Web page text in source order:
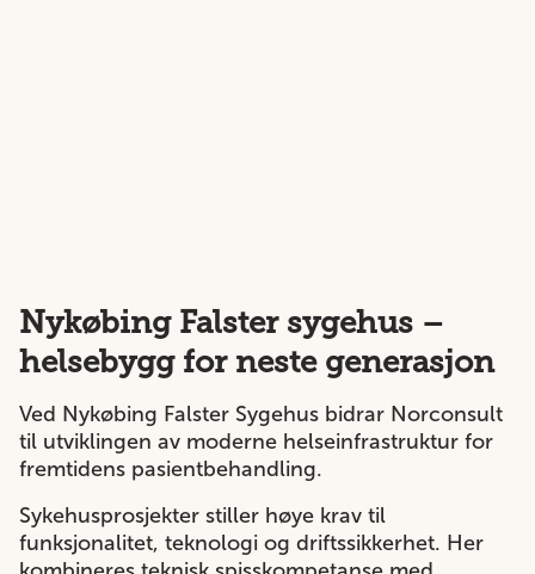
Nykøbing Falster sygehus –
helsebygg for neste generasjon
Ved Nykøbing Falster Sygehus bidrar Norconsult
til utviklingen av moderne helseinfrastruktur for
fremtidens pasientbehandling.
Sykehusprosjekter stiller høye krav til
funksjonalitet, teknologi og driftssikkerhet. Her